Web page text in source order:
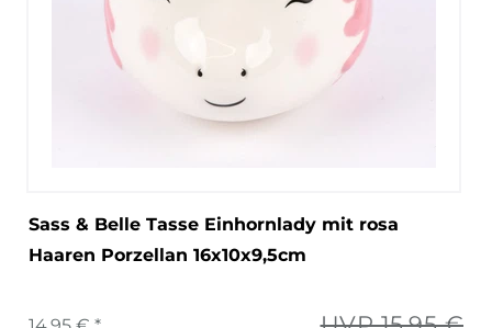
Sass & Belle Tasse Einhornlady mit rosa
Haaren Porzellan 16x10x9,5cm